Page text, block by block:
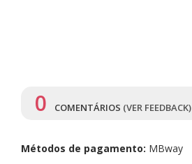
0 COMENTÁRIOS (VER FEEDBACK)
Métodos de pagamento: MBway